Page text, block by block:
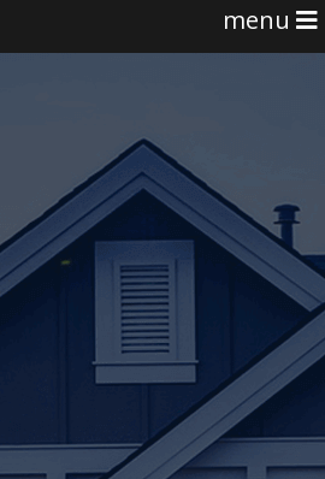
Budovy s takmer nulovou
spotrebou
Projekcia a inžiniering
Technológie stavieb
Finančná podpora od štátu
Kontakty
menu